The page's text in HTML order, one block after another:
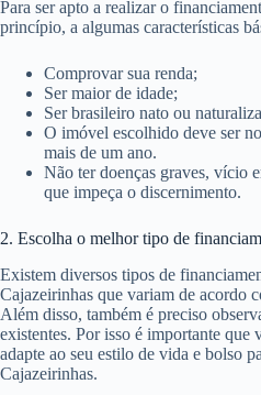
Para ser apto a realizar o
princípio, a algumas características
Comprovar sua renda;
Ser maior de idade;
Ser brasileiro nato ou
O imóvel escolhido deve ser
mais de um ano.
Não ter doenças graves, vício
que impeça o discernimento.
2. Escolha o melhor tipo de
Existem diversos tipos de
Cajazeirinhas que variam de acordo
Além disso, também é preciso
existentes. Por isso é importante que
adapte ao seu estilo de vida e bolso
Cajazeirinhas.